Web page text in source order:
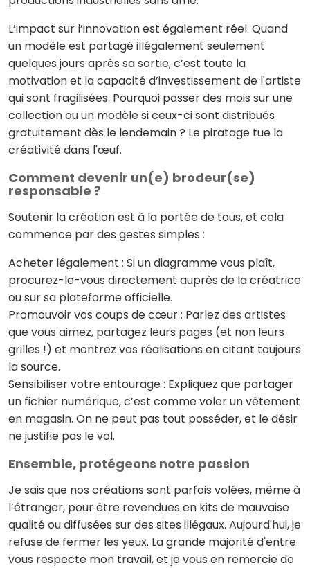
L’impact sur l’innovation est également réel. Quand
un modèle est partagé illégalement seulement
quelques jours après sa sortie, c’est toute la
motivation et la capacité d’investissement de l'artiste
qui sont fragilisées. Pourquoi passer des mois sur une
collection ou un modèle si ceux-ci sont distribués
gratuitement dès le lendemain ? Le piratage tue la
créativité dans l'œuf.
Comment devenir un(e) brodeur(se)
responsable ?
Soutenir la création est à la portée de tous, et cela
commence par des gestes simples :
Acheter légalement : Si un diagramme vous plaît,
procurez-le-vous directement auprès de la créatrice
ou sur sa plateforme officielle.
Promouvoir vos coups de cœur : Parlez des artistes
que vous aimez, partagez leurs pages (et non leurs
grilles !) et montrez vos réalisations en citant toujours
la source.
Sensibiliser votre entourage : Expliquez que partager
un fichier numérique, c’est comme voler un vêtement
en magasin. On ne peut pas tout posséder, et le désir
ne justifie pas le vol.
Ensemble, protégeons notre passion
Je sais que nos créations sont parfois volées, même à
l’étranger, pour être revendues en kits de mauvaise
qualité ou diffusées sur des sites illégaux. Aujourd'hui, je
refuse de fermer les yeux. La grande majorité d'entre
vous respecte mon travail, et je vous en remercie de